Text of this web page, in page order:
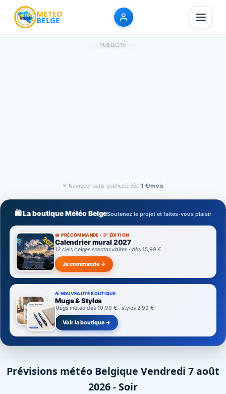
METEO
BELGE
PUBLICITÉ
✕ Naviguer sans publicité dès 1 €/mois
🛍️ La boutique Météo BelgeSoutenez le projet et faites-vous plaisir
📅 PRÉCOMMANDE · 3ᵉ ÉDITION
Calendrier mural 2027
12 ciels belges spectaculaires · dès 15,99 €
Je commande →
☕ NOUVEAUTÉ BOUTIQUE
Mugs & Stylos
Mugs météo dès 10,99 € · stylos 2,99 €
Voir la boutique →
Prévisions météo Belgique Vendredi 7 août
2026 - Soir